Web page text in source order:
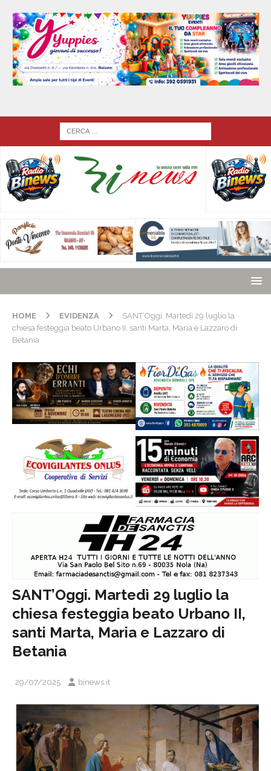
HOME EVIDENZA
SANT’Oggi. Martedì 29 luglio la
chiesa festeggia beato Urbano II, santi Marta, Maria e Lazzaro di
Betania
SANT’Oggi. Martedì 29 luglio la
chiesa festeggia beato Urbano II,
santi Marta, Maria e Lazzaro di
Betania
29/07/2025 binews.it